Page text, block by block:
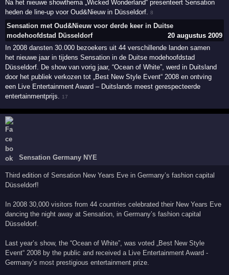
Na het nieuwe showthema „Wicked Wonderland“ presenteert Sensation
heden de line-up voor Oud&Nieuw in Düsseldorf.8
Sensation met Oud&Nieuw voor derde keer in Duitse
modehoofdstad Düsseldorf
20 augustus 2009
In 2008 dansten 30.000 bezoekers uit 44 verschillende landen samen
het nieuwe jaar in tijdens Sensation in de Duitse modehoofdstad
Düsseldorf. De show van vorig jaar, “Ocean of White”, werd in Duitsland
door het publiek verkozen tot „Best New Style Event“ 2008 en ontving
een Live Entertainment Award – Duitslands meest gerespecteerde
entertainmentprijs.
17
Sensation Germany NYE
Third edition of Sensation New Years Eve in Germany’s fashion capital
Düsseldorf!
In 2008 30,000 visitors from 44 countries celebrated their New Years Eve
dancing the night away at Sensation, in Germany’s fashion capital
Düsseldorf.
Last year’s show, the “Ocean of White”, was voted „Best New Style
Event“ 2008 by the public and received a Live Entertainment Award -
Germany’s most prestigious entertainment prize.